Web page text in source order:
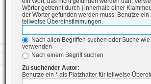
Wörter getrennt durch
innerhalb einer
der Wörter gefunden werden muss. Benutze ein
teilweise Übereinstimmungen.
Nach allen Begriffen suchen oder Suche
verwenden
Nach einem Begriff suchen
Zu suchender Autor:
Benutze ein * als Platzhalter für teilweise